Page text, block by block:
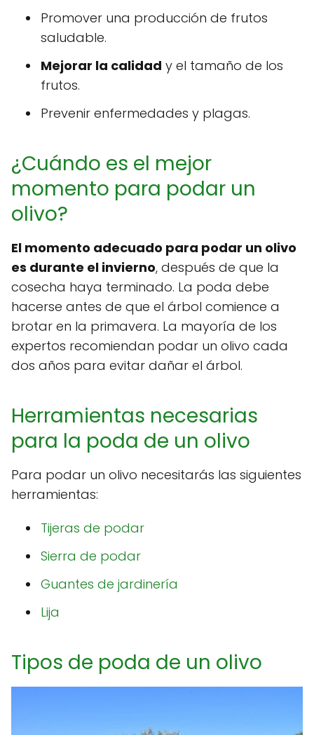
Promover una producción de frutos
saludable.
Mejorar la calidad y el tamaño de los
frutos.
Prevenir enfermedades y plagas.
¿Cuándo es el mejor
momento para podar un
olivo?
El momento adecuado para podar un olivo
es durante el invierno, después de que la
cosecha haya terminado. La poda debe
hacerse antes de que el árbol comience a
brotar en la primavera. La mayoría de los
expertos recomiendan podar un olivo cada
dos años para evitar dañar el árbol.
Herramientas necesarias
para la poda de un olivo
Para podar un olivo necesitarás las siguientes
herramientas:
Tijeras de podar
Sierra de podar
Guantes de jardinería
Lija
Tipos de poda de un olivo